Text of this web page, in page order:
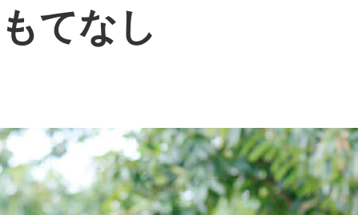
てなし